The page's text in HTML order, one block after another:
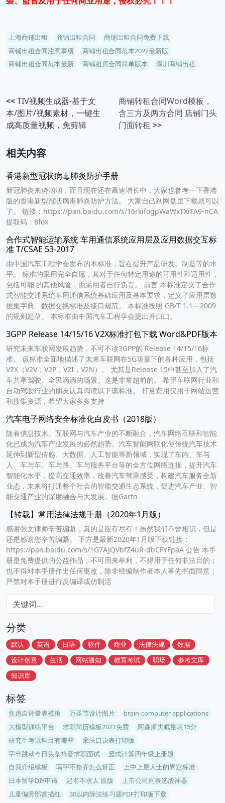
上海商铺出租 商铺出租合同
商铺出租合同免费下载
商铺出租合同注意事项
商铺出租合同范本2022最新版
商铺出租合同范本最新
商铺租房合同简单版本 深圳商铺出租
<<TIV视频生成器-基于文
本/图片/视频素材，一键生
成高质量视频，免剪辑
商铺转租合同Word模板，
含三方及两方合同 店铺门头
门面转租 >>
相关内容
香港新型冠状病毒肺炎防护手册
新冠肺炎来势汹汹，而且现在还在高速增长中，大家也参考一下香港
版的香港新型冠状病毒肺炎防护方法。 大家自己到网盘里下载就可以
了。 链接：https://pan.baidu.com/s/16rkifogpWaWxTXiTA9-nCA
提取码：8fox
合作式智能运输系统 车用通信系统应用层及应用数据交互标
准 T/CSAE 53-2017
由中国汽车工程学会发布的本标准，旨在提升产品研发、制造等的水
平。 标准的采用完全自愿，其对于任何特定用途的可用性和适用性，
包括可能 的其他风险，由采用者自行负责。 前言 本标准定义了合作
式智能交通系统车用通信系统基础应用及基本要求，定义了应用层数
据集字典、数据交换标准及接口规范。 本标准按照 GB/T 1.1—2009
的规则起草。 本标准由中国汽车工程学会提出并归口。
3GPP Release 14/15/16 V2X标准打包下载 Word&PDF版本
研究未来车联网发展趋势，不可不读3GPP的 Release 14/15/16标
准。 该标准全面地描述了未来车联网在5G场景下的各种应用，包括
V2X（V2V，V2P，V2I，V2N）。 尤其是Release 15中甚至加入了汽
车共享驾驶、全民滴滴的场景。这是非常超前的。 希望车联网行业和
自动驾驶行业的朋友认真阅读以下该标准。 打赏费用仅用于网站运营
和搜集资源，希望大家多多支持
汽车电子网络安全标准化白皮书（2018版）
随着信息技术、互联网与汽车产业的不断融合，汽车网络互联和智能
化已成为汽车产业发展的必然趋势。汽车智能网联化使传统汽车技术
延伸到新型传感、大数据、人工智能等新领域，实现了车内、车与
人、车与车、车与路、车与服务平台等的全方位网络连接，提升汽车
智能化水平，提高交通效率，改善汽车驾乘感受，构建汽车服务全新
业态，未来将打通整个社会的智能交通生态系统，促进汽车产业、智
能交通产业的深度融合与大发展。据Gartn
【转载】常用法律法规手册（2020年1月版）
感谢张文律师辛苦编纂，真的是应有尽有！虽然我们不曾相识，但是
还是感谢您辛苦编纂。 下方是最新2020年1月版下载链接：
https://pan.baidu.com/s/1G7AJQVbfZ4uR-dbCFYFpaA 公告 本手
册是免费提供的公益作品，不可用来牟利，不得用于任何非法目的；
也不得对本手册作出任何更改，除非经编制作者本人事先书面同意；
严禁对本手册进行反编译或仿制活
分类
默认 英语 日语 软件 商业 法律法规
数据
设计创意
生活 网站通知 教育考试 职场
参考文库
知识库
标签
焦虑自评量表模板 万圣节设计图片
brain-computer applications
大模型训练平台
求职简历模板2021免费
阿森斯失眠量表15分
研究生考试科目有哪些
乘法口诀表打印版
字节跳动今日头条抖音求职面试
竖式计算四年级上册题
自我介绍模板
写字不整齐怎么矫正
上中上层人士的界定标准
日本留学DIY申请
起名不求人 原版
上市公司列表选股神器
儿童偏旁部首描红
30以内除法练习题PDF打印版下载